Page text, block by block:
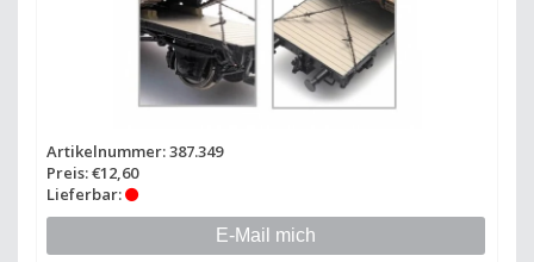
Artikelnummer: 387.349
Preis: €12,60
Lieferbar:
E-Mail mich